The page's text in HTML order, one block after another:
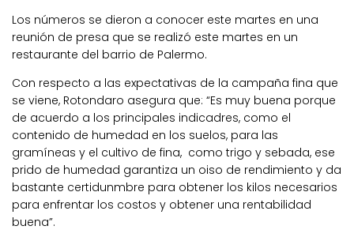
Los números se dieron a conocer este martes en una
reunión de presa que se realizó este martes en un
restaurante del barrio de Palermo.
Con respecto a las expectativas de la campaña fina que
se viene, Rotondaro asegura que: “Es muy buena porque
de acuerdo a los principales indicadres, como el
contenido de humedad en los suelos, para las
gramíneas y el cultivo de fina, como trigo y sebada, ese
prido de humedad garantiza un oiso de rendimiento y da
bastante certidunmbre para obtener los kilos necesarios
para enfrentar los costos y obtener una rentabilidad
buena”.